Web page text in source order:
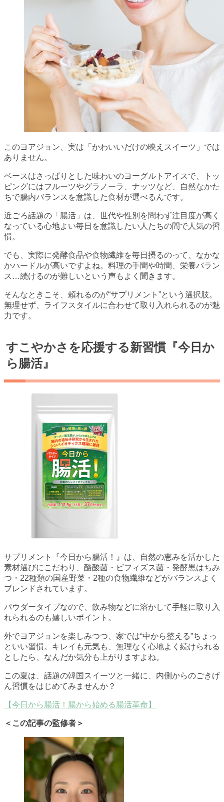
このヨアジョン、実は「かわいいだけの映えスイーツ」では
ありません。
ベースはさっぱりとした味わいのヨーグルトアイスで、トッ
ピングにはフルーツやグラノーラ、ナッツなど、自然なかた
ちで腸内バランスを意識した食材が選べるんです。
近ごろ話題の「腸活」は、世代や性別を問わず注目度が高く
なっている心地よい毎日を意識したい人たちの間で人気の習
慣。
でも、実際に発酵食品や食物繊維を毎日摂るのって、なかな
かハードルが高いですよね。料理の手間や時間、栄養バラン
ス…続けるのが難しいという声もよく聞きます。
そんなときこそ、頼れるのが“サプリメント”という選択肢。
無理せず、ライフスタイルに合わせて取り入れられるのが魅
力です。
すこやかさを応援する新習慣『今日か
ら腸活』
サプリメント『今日から腸活！』は、自然の恵みを活かした
素材選びにこだわり、酪酸菌・ビフィズス菌・発酵黒はちみ
つ・22種類の国産野菜・2種の食物繊維などがバランスよく
ブレンドされています。
パウダータイプなので、飲み物などに溶かして手軽に取り入
れられるのも嬉しいポイント。
外でヨアジョンを楽しみつつ、家では“中から整える”ちょっ
といい習慣。キレイも元気も、無理なく心地よく続けられる
としたら、なんだか気分も上がりますよね。
この夏は、話題の韓国スイーツと一緒に、内側からのごきげ
ん習慣をはじめてみませんか？
【今日から腸活！腸から始める腸活革命】
＜この記事の監修者＞